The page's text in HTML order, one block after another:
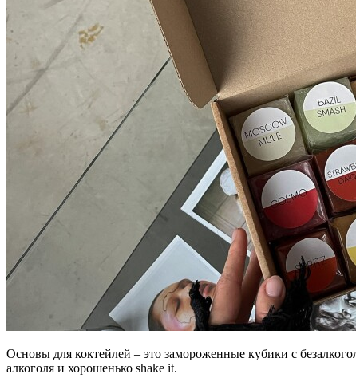
Основы для коктейлей – это замороженные кубики с
алкоголя и хорошенько shake it.